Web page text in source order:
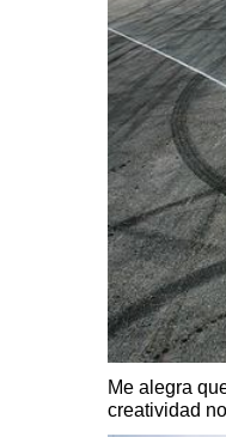
Me alegra
creatividad